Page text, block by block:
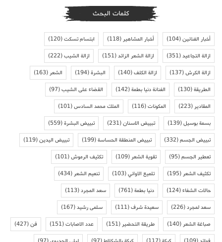
كلمات البحث
أخبار الفنانين(104) أخبار المشاهير(118) ابتسام تسكت(120)
ازالة التجاعيد(351) ازالة الشعر الزائد(151) ازالة الشيب(222)
ازالة الكرش(137) ازالة الكلف(140) البشرة(194) الشعر(163)
الطريقة(130) الفنانة دنيا بطمة(142) القضاء على الشيب(97)
المقادير(223) المكونات(116) الملك محمد السادس(101)
بسمة بوسيل(139) تبييض الاسنان(231) تبييض البشرة(559)
تبييض الجسم(332) تبييض المنطقة الحساسة(199) تبييض اليدين(119)
تعطير الجسم(95) تقوية الشعر(109) تكثيف الرموش(101)
تكثيف الشعر(195) تلميع الاواني(103) تنعيم الشعر(434)
حالات الشفاء(124) دنيا بطمة(761) سعد المجرد(113)
سعد لمجرد(226) سعيدة شرف(111) سلمى رشيد(167)
صباغة الشعر(140) طريقة التحضير(151) عدد الاصابات(151) فن(427)